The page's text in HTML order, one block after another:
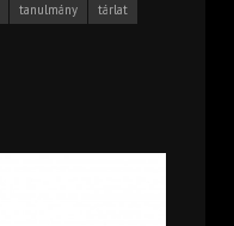
tanulmány
tárlat